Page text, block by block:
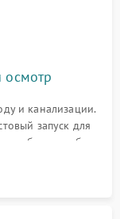
осмотр
и канализации.
запуск для
сбоев в работе